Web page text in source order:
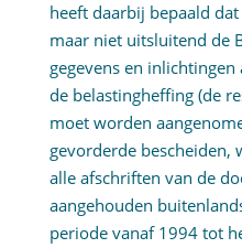
heeft daarbij bepaald
maar niet uitsluitend de
gegevens en
de belastingheffing (de
moet worden
gevorderde bescheiden,
alle afschriften van de
aangehouden
periode vanaf 1994 tot